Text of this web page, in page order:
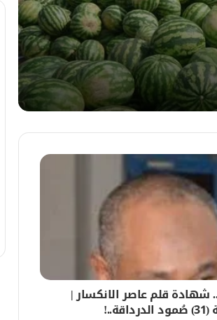
بالإرشادات
شهادة قلم عاصر الانكسار |